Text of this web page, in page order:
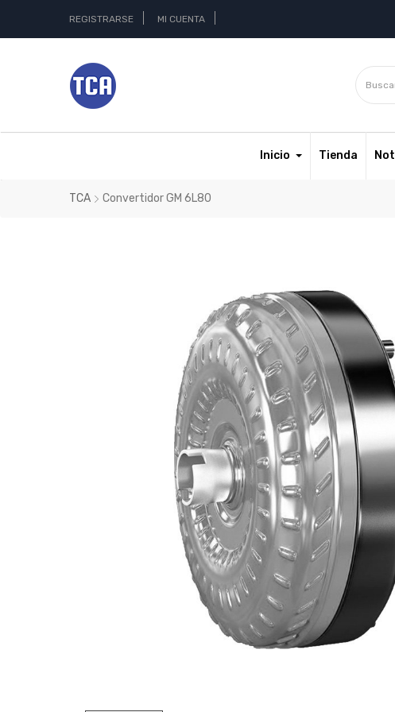
REGISTRARSE MI CUENTA
Inicio Tienda
TCA Convertidor GM 6L80